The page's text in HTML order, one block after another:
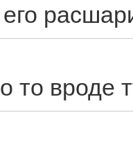
то вроде